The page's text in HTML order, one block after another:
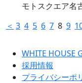
モトスクエア名
＜ 3 4 5 6 7 8 9
WHITE HOUSE
採用情報
プライバシーポ